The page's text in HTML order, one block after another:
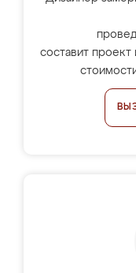
составит проект